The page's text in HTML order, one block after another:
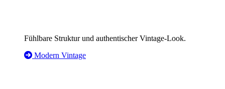
Fühlbare Struktur und authentischer Vintage-Look.
Modern Vintage